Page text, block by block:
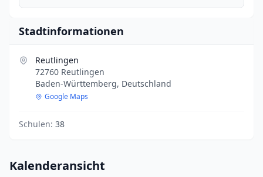
Stadtinformationen
Reutlingen
72760 Reutlingen
Baden-Württemberg, Deutschland
Google Maps
Schulen: 38
Kalenderansicht